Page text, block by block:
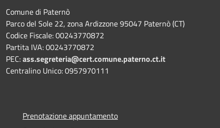
Comune di Paternò
Parco del Sole 22, zona Ardizzone 95047 Paternò (CT)
Codice Fiscale: 00243770872
Partita IVA: 00243770872
PEC:ass.segreteria@cert.comune.paterno.ct.it
Centralino Unico: 0957970111
Prenotazione appuntamento